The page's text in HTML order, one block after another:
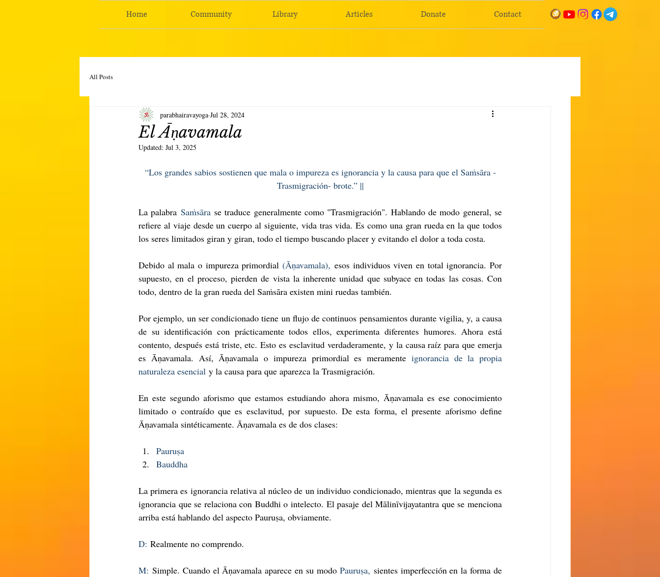
Home Community Library Articles Donate Contact
All Posts
El Āṇavamala
parabhairavayoga Jul 28, 2024
Updated: Jul 3, 2025
“Los grandes sabios sostienen que mala o impureza es ignorancia y la causa para que el Saṁsāra -
Trasmigración- brote.” ||
La palabra Saṁsāra se traduce generalmente como "Trasmigración". Hablando de modo general, se
refiere al viaje desde un cuerpo al siguiente, vida tras vida. Es como una gran rueda en la que todos
los seres limitados giran y giran, todo el tiempo buscando placer y evitando el dolor a toda costa.
Debido al mala o impureza primordial (Āṇavamala), esos individuos viven en total ignorancia. Por
supuesto, en el proceso, pierden de vista la inherente unidad que subyace en todas las cosas. Con
todo, dentro de la gran rueda del Saṁsāra existen mini ruedas también.
Por ejemplo, un ser condicionado tiene un flujo de continuos pensamientos durante vigilia, y, a causa
de su identificación con prácticamente todos ellos, experimenta diferentes humores. Ahora está
contento, después está triste, etc. Esto es esclavitud verdaderamente, y la causa raíz para que emerja
es Āṇavamala. Así, Āṇavamala o impureza primordial es meramente ignorancia de la propia
naturaleza esencial y la causa para que aparezca la Trasmigración.
En este segundo aforismo que estamos estudiando ahora mismo, Āṇavamala es ese conocimiento
limitado o contraído que es esclavitud, por supuesto. De esta forma, el presente aforismo define
Āṇavamala sintéticamente. Āṇavamala es de dos clases:
Pauruṣa
Bauddha
La primera es ignorancia relativa al núcleo de un individuo condicionado, mientras que la segunda es
ignorancia que se relaciona con Buddhi o intelecto. El pasaje del Mālinīvijayatantra que se menciona
arriba está hablando del aspecto Pauruṣa, obviamente.
D: Realmente no comprendo.
M: Simple. Cuando el Āṇavamala aparece en su modo Pauruṣa, sientes imperfección en la forma de